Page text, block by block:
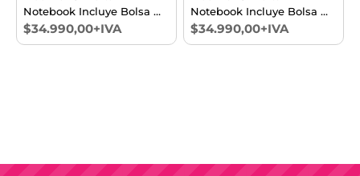
Notebook Incluye Bolsa De
Regalo
$34.990,00+IVA
Notebook Incluye Bolsa De
Regalo
$34.990,00+IVA